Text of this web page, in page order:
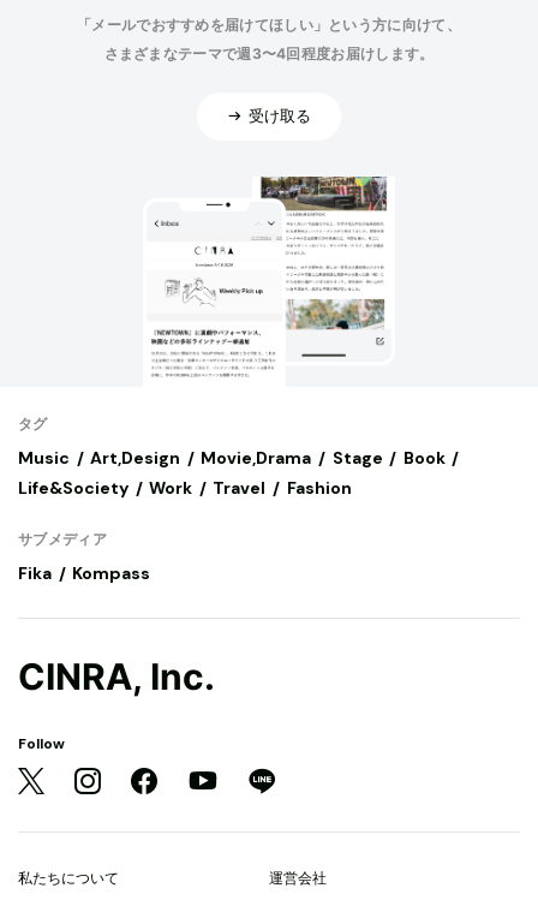
「メールでおすすめを届けてほしい」という方に向けて、
さまざまなテーマで週3〜4回程度お届けします。
受け取る
タグ
Music Art,Design Movie,Drama Stage
Book
Life&Society
Work Travel Fashion
サブメディア
Fika Kompass
CINRA, Inc.
Follow
私たちについて 運営会社